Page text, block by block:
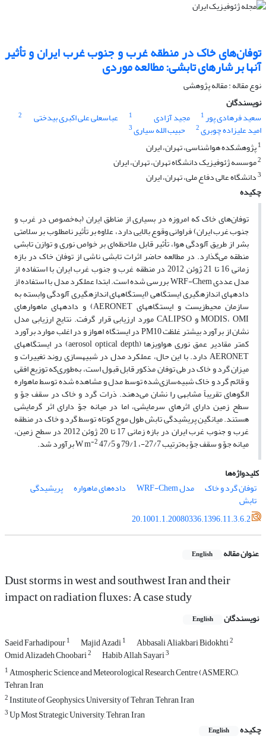
توفان‌های‌ خاک در منطقه غرب و جنوب غرب ایران و تأثیر
آنها بر شار‌های تابشی: مطالعه موردی
نوع مقاله : مقاله پژوهشی‌
نویسندگان
سعید فرهادی پور1 مجید آزادی 1 عباسعلی علی اکبری بیدختی 2
امید علیزاده چوبری2 حبیب الله سیاری3
1پژوهشکده هواشناسی، تهران، ایران
2موسسه ژئوفیزیک دانشگاه تهران، تهران، ایران
3دانشگاه عالی دفاع ملی، تهران، ایران
چکیده
توفان‌های خاک که امروزه در بسیاری از مناطق ایران (به‌خصوص در غرب و
جنوب غرب ایران) فراوانی وقوع بالایی دارد، علاوه بر تأثیر نامطلوب بر سلامتی
بشر از طریق آلودگی هوا، تأثیر قابل‌ ملاحظه‌ای بر خواص نوری و توازن تابشی
منطقه می‌گذارد. در مطالعه حاضر اثرات تابشی ناشی از توفان خاک در بازه
زمانی 16 تا 21 ژوئن 2012 در منطقه غرب و جنوب غرب ایران با استفاده از
مدل عددی WRF-Chem بررسی شده است. ابتدا عملکرد مدل با استفاده از
داده­های اندازه­گیری ایستگاهی (ایستگاه­های اندازه­گیری آلودگی وابسته به
سازمان محیط‌زیست و ایستگاه­های AERONET) و داده­های ماهواره­ای
MODIS، OMI و CALIPSO مورد ارزیابی قرار گرفت. نتایج ارزیابی مدل
نشان از برآورد بیشتر غلظت PM10 در ایستگاه اهواز و در اغلب موارد برآورد
کمتر مقادیر عمق نوری هواویزها (aerosol optical depth) در ایستگاه­های
AERONET دارد. با این حال، عملکرد مدل در شبیه­سازی روند تغییرات و
میزان گرد و خاک در طی توفان مذکور قابل قبول است، به‌طوری‌که توزیع افقی
و قائم گرد و خاک شبیه‌سازی‌شده توسط مدل و مشاهده شده توسط ماهواره
الگوهای تقریباً مشابهی را نشان می‌دهند. ذرات گرد و خاک در سقف جوّ و
سطح زمین دارای اثرهای سرمایشی، اما در میانه جوّ دارای اثر گرمایشی
هستند. میانگین پریشیدگی تابش طول موج کوتاه توسط گرد و خاک در منطقه
غرب و جنوب غرب ایران در بازه زمانی 17 تا 20 ژوئن 2012 در سطح زمین،
میانه جوّ و سقف جوّ به‌ترتیب 27/7-، 79/1 و W m -247/5 برآورد شد.
کلیدواژه‌ها
توفان گرد و خاک
مدل WRF-Chem داده‌های ماهواره پریشیدگی
تابش
20.1001.1.20080336.1396.11.3.6.2
عنوان مقاله English
Dust storms in west and southwest Iran and their
impact on radiation fluxes: A case study
نویسندگان English
Saeid Farhadipour1 Majid Azadi1 Abbasali Aliakbari Bidokhti2
Omid Alizadeh Choobari2 Habib Allah Sayari3
1Atmospheric Science and Meteorological Research Centre (ASMERC),
Tehran, Iran
2Institute of Geophysics, University of Tehran, Tehran, Iran
3Up Most Strategic University, Tehran, Iran
چکیده
English